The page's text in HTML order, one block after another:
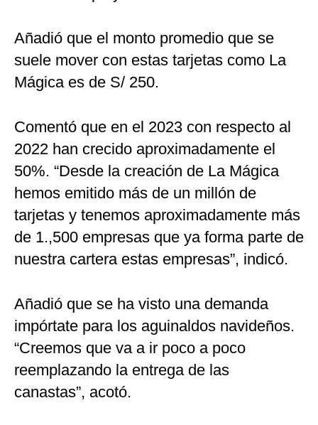
Añadió que el monto promedio que se
suele mover con estas tarjetas como La
Mágica es de S/ 250.
Comentó que en el 2023 con respecto al
2022 han crecido aproximadamente el
50%. “Desde la creación de La Mágica
hemos emitido más de un millón de
tarjetas y tenemos aproximadamente más
de 1.,500 empresas que ya forma parte de
nuestra cartera estas empresas”, indicó.
Añadió que se ha visto una demanda
impórtate para los aguinaldos navideños.
“Creemos que va a ir poco a poco
reemplazando la entrega de las
canastas”, acotó.